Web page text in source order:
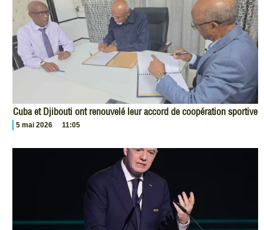
Cuba et Djibouti ont renouvelé leur accord de coopération sportive
5 mai 2026 11:05